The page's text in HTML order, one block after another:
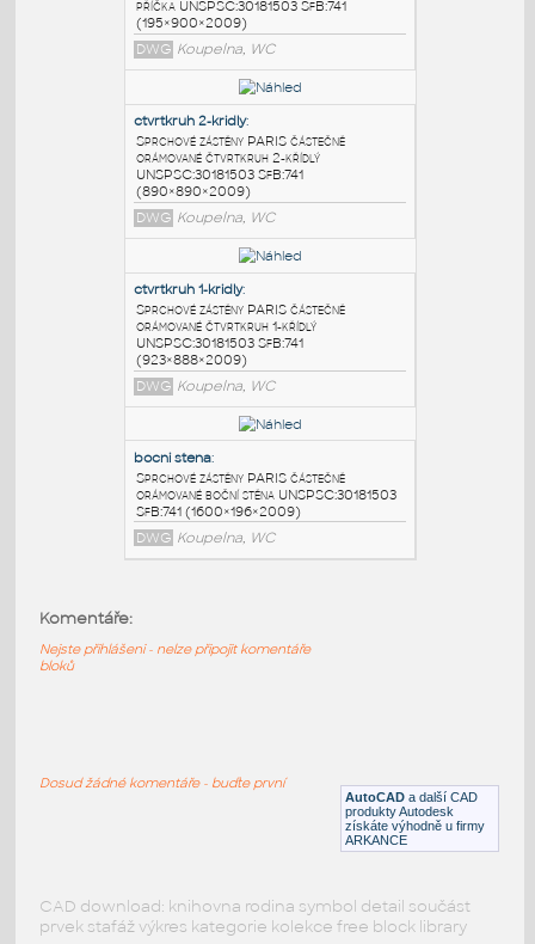
PODOBNÉ BLOKY
delici pricka:
Sprchové zástěny PARIS bezrámové dělící
příčka UNSPSC:30181503 SfB:741
(195×900×2009)
DWG Koupelna, WC
ctvrtkruh 2-kridly
Sprchové zástěny PARIS částečně
orámované čtvrtkruh 2-křídlý
UNSPSC:30181503 SfB:741
(890×890×2009)
DWG Koupelna, WC
ctvrtkruh 1-kridly:
SfB:741 (1600×196×2009)
DWG Koupelna, WC
AutoCAD a další CAD
produkty Autodesk
získáte výhodně u firmy
ARKANCE
Komentáře:
Nejste přihlášeni - nelze připojit komentáře
bloků
Dosud žádné komentáře - buďte první
CAD download: knihovna rodina symbol detail součást
prvek stafáž výkres kategorie kolekce free block library